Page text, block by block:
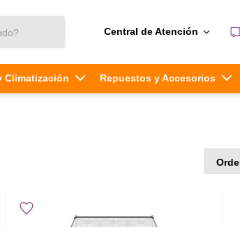
Central de Atención
Climatización Repuestos y Accesorios